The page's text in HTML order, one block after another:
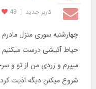
کاربر جديد |
49
چهارشنبه سوری منزل
حیاط آتیشی درست میکنیم
میپرم و زردی من از تو و
شروع میکنن دیگه اذیت